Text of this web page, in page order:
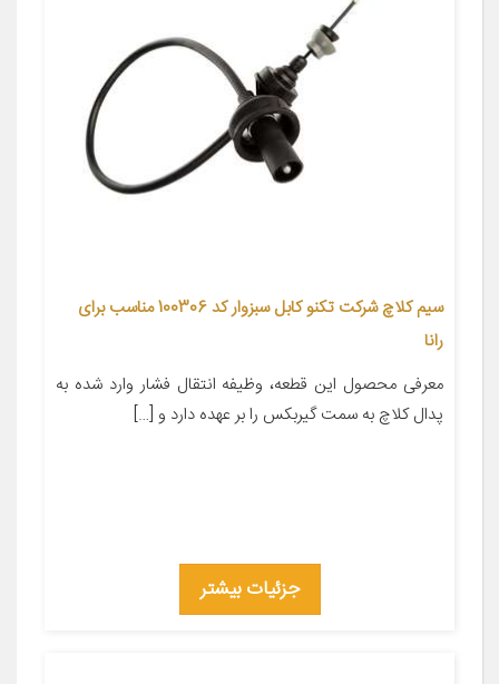
سیم کلاچ شرکت تکنو کابل سبزوار کد 100306 مناسب برای
رانا
معرفی محصول این قطعه، وظیفه انتقال فشار وارد شده به
پدال کلاچ به سمت گیربکس را بر عهده دارد و […]
جزئیات بیشتر